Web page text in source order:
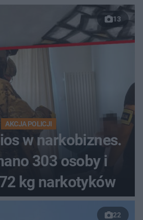
13
AKCJA POLICJI
w narkobiznes.
osoby i
kg narkotyków
22